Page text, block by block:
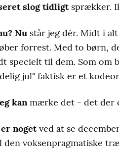
slog tidligtsprækker.
Nu står jeg dér. Midt i
forrest. Med to børn,
specielt til dem. Som om
jul" faktisk er et
kanmærke det - det der
nogetved at se
den voksenpragmatiske